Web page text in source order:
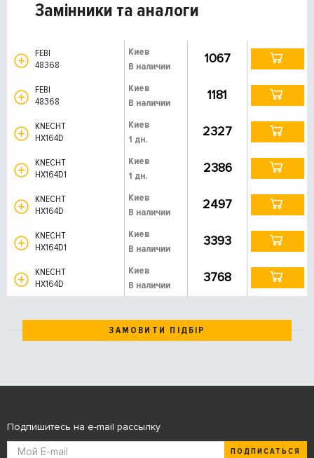
Замінники та аналоги
FEBI
48368
Киев
В наличии
1067
FEBI
48368
Киев
В наличии
1181
KNECHT
HX164D
Киев
1 дн.
2327
KNECHT
HX164D1
Киев
1 дн.
2386
KNECHT
HX164D
Киев
В наличии
2497
KNECHT
HX164D1
Киев
В наличии
3393
KNECHT
HX164D
Киев
В наличии
3768
ЗАМОВИТИ ПІДБІР
Подпишитесь на e-mail рассылку
ПОДПИСАТЬСЯ